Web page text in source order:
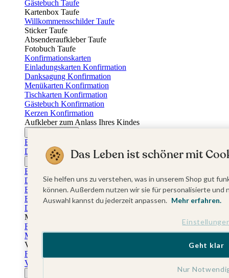
Gästebuch Taufe
Kartenbox Taufe
Willkommensschilder Taufe
Sticker Taufe
Absenderaufkleber Taufe
Fotobuch Taufe
Konfirmationskarten
Einladungskarten Konfirmation
Danksagung Konfirmation
Menükarten Konfirmation
Tischkarten Konfirmation
Gästebuch Konfirmation
Kerzen Konfirmation
Aufkleber zum Anlass Ihres Kindes
Einladungskarten Firmung
Dankeskarten Firmung
Jugendweihekarten
Einladungskarten Jugendweihe
Dankeskarten Jugendweihe
Einschulungskarten
Einladungskarten Einschulung
Danksagung Einschulung
Muttertag
Fotogeschenke Muttertag
Muttertagskarten
Vatertag
Fotogeschenke Vatertag
Vatertagskarten
Das Leben ist schöner mit
Sie helfen uns zu verstehen, was in unserem Shop gut
können. Außerdem nutzen wir sie für personalisierte
Auswahl kannst du jederzeit anpassen. Mehr erfahren.
Nur
Geht klar